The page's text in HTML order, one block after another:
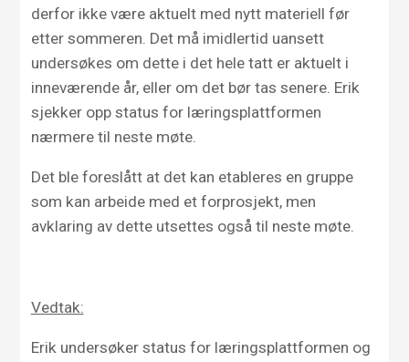
derfor ikke være aktuelt med nytt materiell før
etter sommeren. Det må imidlertid uansett
undersøkes om dette i det hele tatt er aktuelt i
inneværende år, eller om det bør tas senere. Erik
sjekker opp status for læringsplattformen
nærmere til neste møte.
Det ble foreslått at det kan etableres en gruppe
som kan arbeide med et forprosjekt, men
avklaring av dette utsettes også til neste møte.
Vedtak:
Erik undersøker status for læringsplattformen og